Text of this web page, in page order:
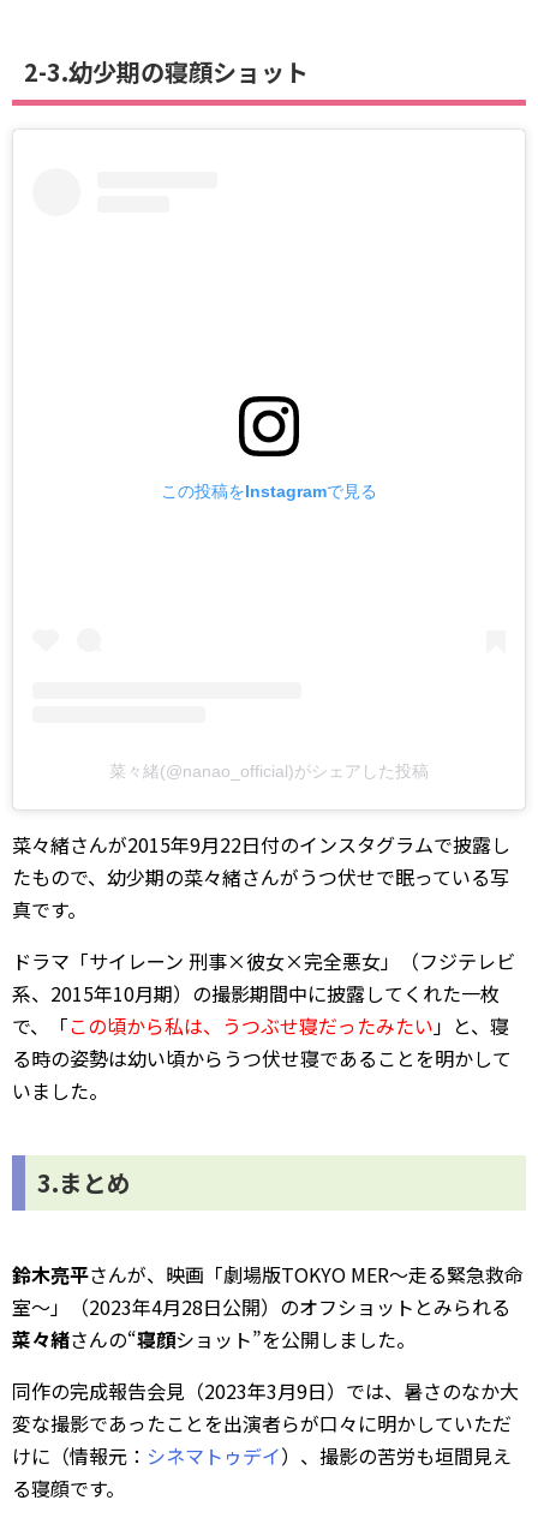
2-3.幼少期の寝顔ショット
この投稿をInstagramで見る
菜々緒(@nanao_official)がシェアした投稿
菜々緒さんが2015年9月22日付のインスタグラムで披露し
たもので、幼少期の菜々緒さんがうつ伏せで眠っている写
真です。
ドラマ「サイレーン 刑事×彼女×完全悪女」（フジテレビ
系、2015年10月期）の撮影期間中に披露してくれた一枚
で、「この頃から私は、うつぶせ寝だったみたい」と、寝
る時の姿勢は幼い頃からうつ伏せ寝であることを明かして
いました。
3.まとめ
鈴木亮平さんが、映画「劇場版TOKYO MER～走る緊急救命
室～」（2023年4月28日公開）のオフショットとみられる
菜々緒さんの“寝顔ショット”を公開しました。
同作の完成報告会見（2023年3月9日）では、暑さのなか大
変な撮影であったことを出演者らが口々に明かしていただ
けに（情報元： シネマトゥデイ）、撮影の苦労も垣間見え
る寝顔です。